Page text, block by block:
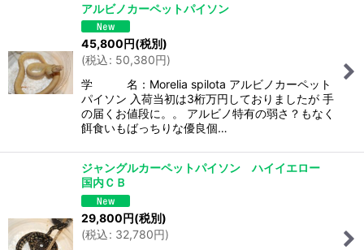
アルビノカーペットパイソン
45,800円(税別)
(税込: 50,380円)
学 名：Morelia spilota アルビノカーペット
パイソン 入荷当初は3桁万円しておりましたが 手
の届くお値段に。。 アルビノ特有の弱さ？もなく
餌食いもばっちりな優良個…
ジャングルカーペットパイソン ハイイエロー
国内ＣＢ
29,800円(税別)
(税込: 32,780円)